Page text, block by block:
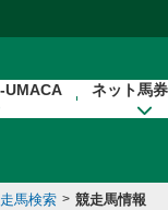
UMACA ネット馬
馬検索 > 競走馬情報